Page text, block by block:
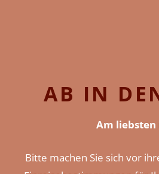
AB IN
Am
Bitte machen Sie sich vor